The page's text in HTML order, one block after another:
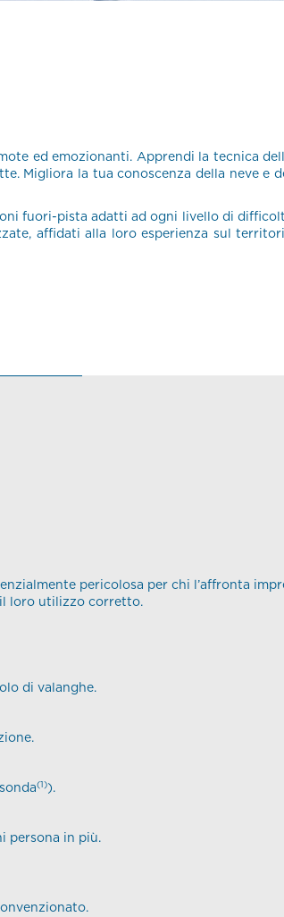
ed emozionanti. Apprendi la tecnica
Migliora la tua conoscenza della neve e
fuori-pista adatti ad ogni livello di
affidati alla loro esperienza sul
pericolosa per chi l’affronta
il loro utilizzo corretto.
di valanghe.
(1)).
persona in più.